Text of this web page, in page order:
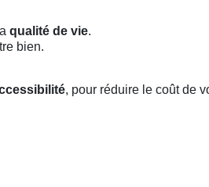
qualité de vie.
bien.
, pour réduire le coût de